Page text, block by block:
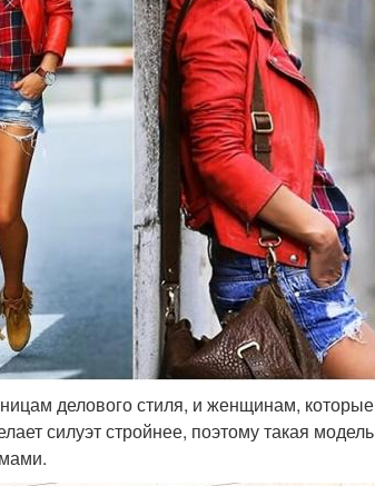
делового стиля, и женщинам,
силуэт стройнее, поэтому такая